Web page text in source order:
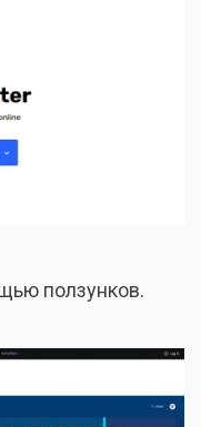
ползунков.